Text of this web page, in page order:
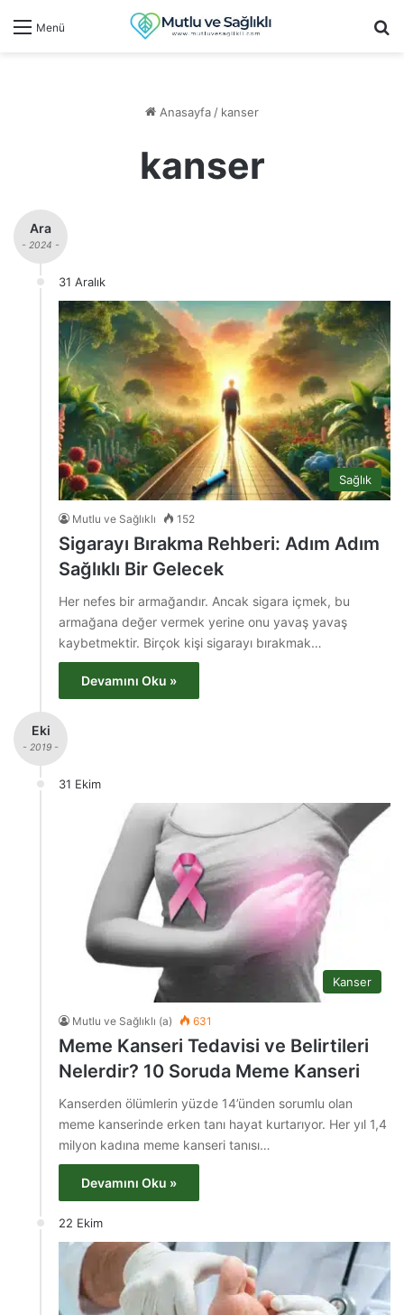
Menü
Anasayfa/ kanser
kanser
Ara
- 2024 -
31 Aralık
Sağlık
Mutlu ve Sağlıklı 152
Sigarayı Bırakma Rehberi: Adım Adım
Sağlıklı Bir Gelecek
Her nefes bir armağandır. Ancak sigara içmek, bu
armağana değer vermek yerine onu yavaş yavaş
kaybetmektir. Birçok kişi sigarayı bırakmak…
Devamını Oku »
Eki
- 2019 -
31 Ekim
Kanser
Mutlu ve Sağlıklı (a) 631
Meme Kanseri Tedavisi ve Belirtileri
Nelerdir? 10 Soruda Meme Kanseri
Kanserden ölümlerin yüzde 14’ünden sorumlu olan
meme kanserinde erken tanı hayat kurtarıyor. Her yıl 1,4
milyon kadına meme kanseri tanısı…
Devamını Oku »
22 Ekim